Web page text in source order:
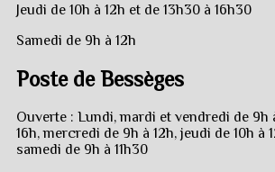
Jeudi de 10h à 12h et de 13h30 à 16h30
Samedi de 9h à 12h
Poste de Bessèges
Ouverte : Lundi, mardi et vendredi de 9h
16h, mercredi de 9h à 12h, jeudi de 10h à
samedi de 9h à 11h30